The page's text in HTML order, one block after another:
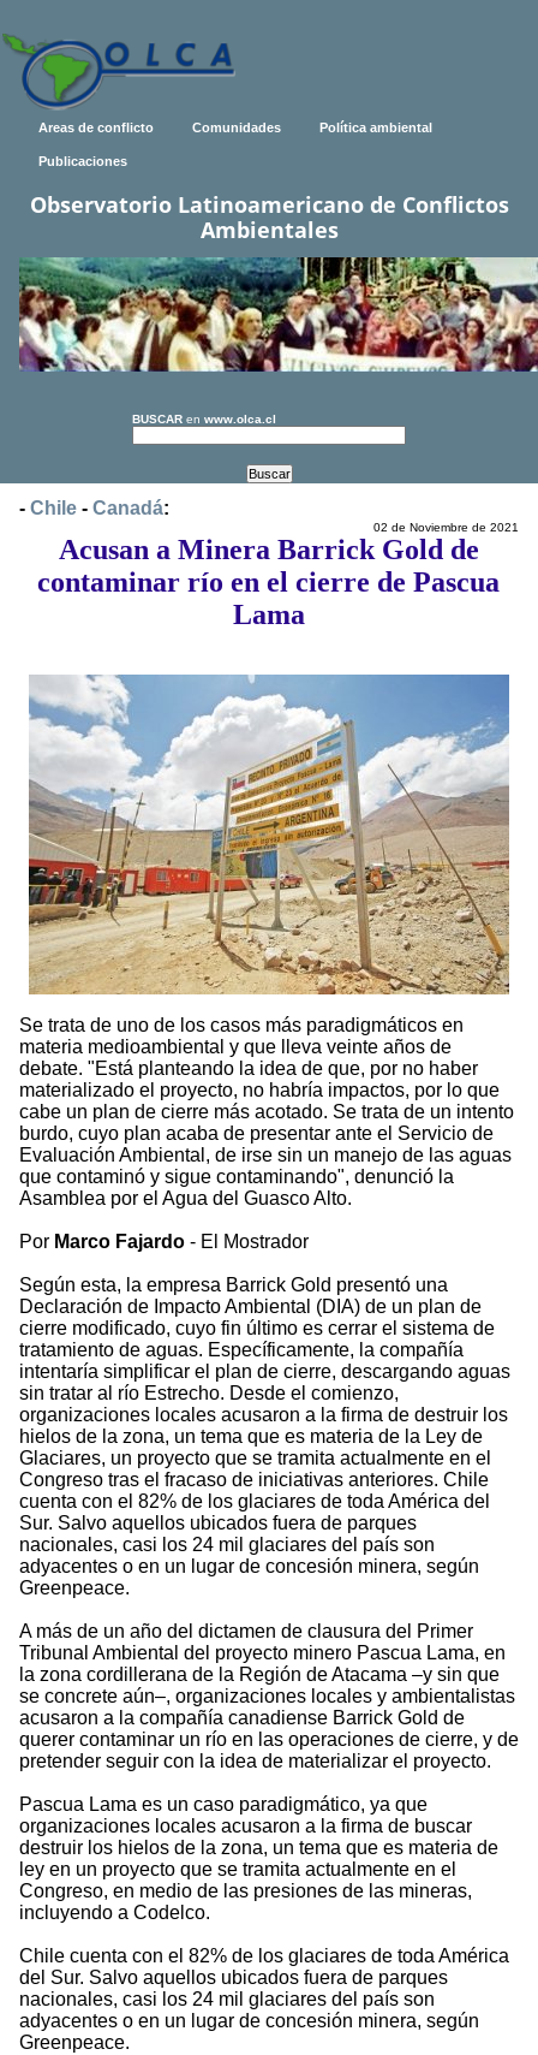
Areas de conflicto Comunidades Política ambiental
Publicaciones
Observatorio Latinoamericano de Conflictos
Ambientales
BUSCAR en www.olca.cl
- Chile - Canadá:
02 de Noviembre de 2021
Acusan a Minera Barrick Gold de
contaminar río en el cierre de Pascua
Lama
Se trata de uno de los casos más paradigmáticos en
materia medioambiental y que lleva veinte años de
debate. "Está planteando la idea de que, por no haber
materializado el proyecto, no habría impactos, por lo que
cabe un plan de cierre más acotado. Se trata de un intento
burdo, cuyo plan acaba de presentar ante el Servicio de
Evaluación Ambiental, de irse sin un manejo de las aguas
que contaminó y sigue contaminando", denunció la
Asamblea por el Agua del Guasco Alto.
Por Marco Fajardo - El Mostrador
Según esta, la empresa Barrick Gold presentó una
Declaración de Impacto Ambiental (DIA) de un plan de
cierre modificado, cuyo fin último es cerrar el sistema de
tratamiento de aguas. Específicamente, la compañía
intentaría simplificar el plan de cierre, descargando aguas
sin tratar al río Estrecho. Desde el comienzo,
organizaciones locales acusaron a la firma de destruir los
hielos de la zona, un tema que es materia de la Ley de
Glaciares, un proyecto que se tramita actualmente en el
Congreso tras el fracaso de iniciativas anteriores. Chile
cuenta con el 82% de los glaciares de toda América del
Sur. Salvo aquellos ubicados fuera de parques
nacionales, casi los 24 mil glaciares del país son
adyacentes o en un lugar de concesión minera, según
Greenpeace.
A más de un año del dictamen de clausura del Primer
Tribunal Ambiental del proyecto minero Pascua Lama, en
la zona cordillerana de la Región de Atacama –y sin que
se concrete aún–, organizaciones locales y ambientalistas
acusaron a la compañía canadiense Barrick Gold de
querer contaminar un río en las operaciones de cierre, y de
pretender seguir con la idea de materializar el proyecto.
Pascua Lama es un caso paradigmático, ya que
organizaciones locales acusaron a la firma de buscar
destruir los hielos de la zona, un tema que es materia de
ley en un proyecto que se tramita actualmente en el
Congreso, en medio de las presiones de las mineras,
incluyendo a Codelco.
Chile cuenta con el 82% de los glaciares de toda América
del Sur. Salvo aquellos ubicados fuera de parques
nacionales, casi los 24 mil glaciares del país son
adyacentes o en un lugar de concesión minera, según
Greenpeace.